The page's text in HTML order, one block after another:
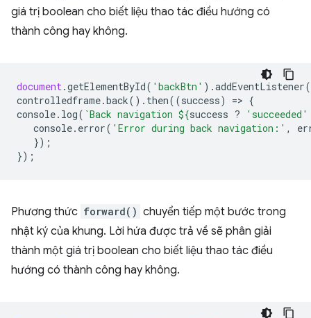
giá trị boolean cho biết liệu thao tác điều hướng có
thành công hay không.
document.getElementById( 'backBtn' ).addEventListener(
controlledframe.back(). then((success) => {
console. log( `Back navigation ${success ?
'succeeded'
console. error( 'Error during back navigation:' ,
});
});
Phương thức forward() chuyển tiếp một bước trong
nhật ký của khung. Lời hứa được trả về sẽ phân giải
thành một giá trị boolean cho biết liệu thao tác điều
hướng có thành công hay không.